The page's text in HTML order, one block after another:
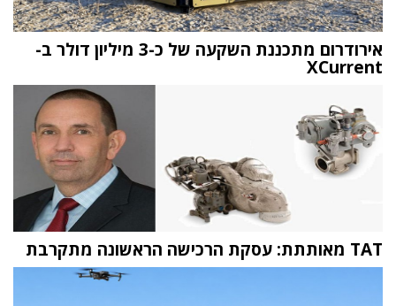
אירודרום מתכננת השקעה של כ-3 מיליון דולר ב-
XCurrent
TAT מאותתת: עסקת הרכישה הראשונה מתקרבת